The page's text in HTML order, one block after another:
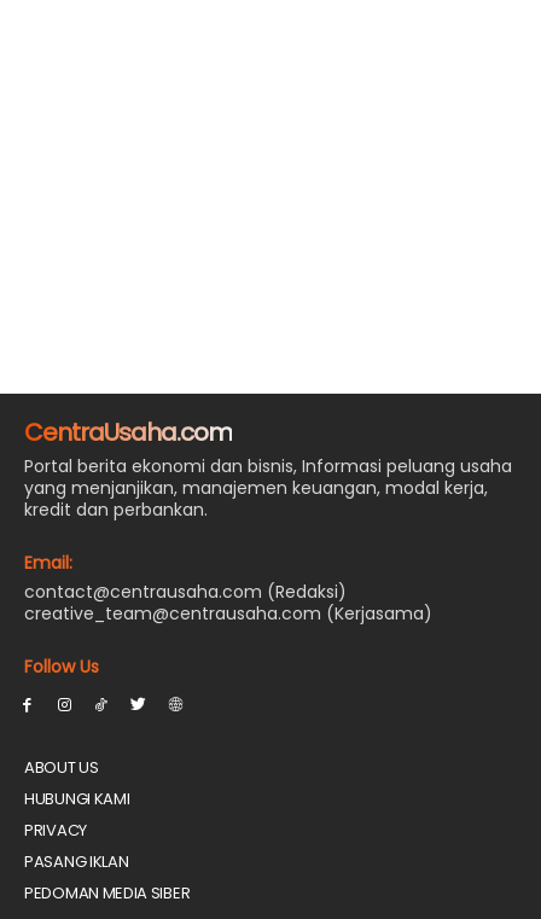
CentraUsaha.com
Portal berita ekonomi dan bisnis, Informasi peluang usaha
yang menjanjikan, manajemen keuangan, modal kerja,
kredit dan perbankan.
Email:
contact@centrausaha.com (Redaksi)
creative_team@centrausaha.com (Kerjasama)
Follow Us
ABOUT US
HUBUNGI KAMI
PRIVACY
PASANG IKLAN
PEDOMAN MEDIA SIBER